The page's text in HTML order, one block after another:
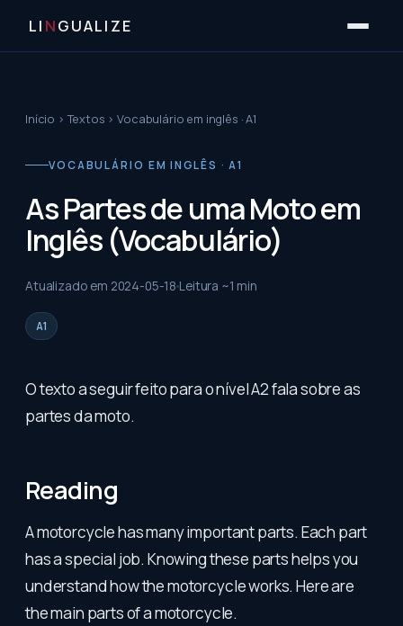
LI NGUALIZE
Início ›Textos ›Vocabulário em inglês · A1
VOCABULÁRIO EM INGLÊS · A1
As Partes de uma Moto em
Inglês (Vocabulário)
Atualizado em 2024-05-18 Leitura ~1 min
A1
O texto a seguir feito para o nível A2 fala sobre as
partes da moto.
Reading
A motorcycle has many important parts. Each part
has a special job. Knowing these parts helps you
understand how the motorcycle works. Here are
the main parts of a motorcycle.